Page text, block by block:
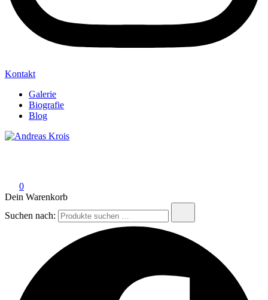
Kontakt
Galerie
Biografie
Blog
0
Dein Warenkorb
Suchen nach: